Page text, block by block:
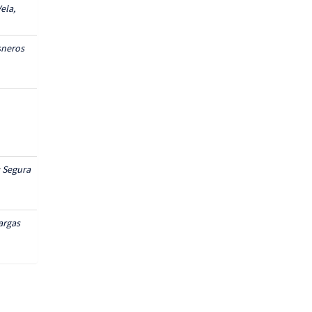
Segura